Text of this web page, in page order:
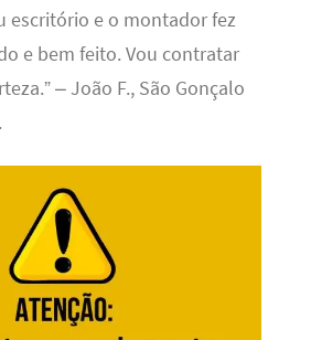
escritório e o montador fez
e bem feito. Vou contratar
– João F., São Gonçalo